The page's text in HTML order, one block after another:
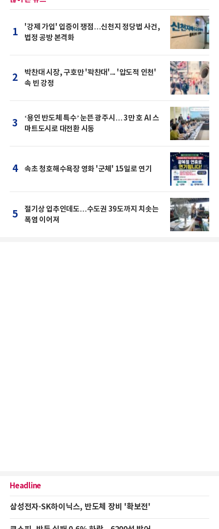
1
'강제 가입' 입증이 쟁점…신천지 정당법 사건,
법정 공방 본격화
2
박찬대 시장, 구호만 '꽉찬대'... '압도적 인천'
속 빈 강정
3
‘용인 반도체 특수’ 눈뜬 광주시… 3만 호 AI 스
마트도시로 대전환 시동
4 속초 청호해수욕장 영화 '군체' 15일로 연기
5
절기상 입추인데도…수도권 39도까지 치솟는
폭염 이어져
Headline
삼성전자·SK하이닉스, 반도체 장비 '확보전'